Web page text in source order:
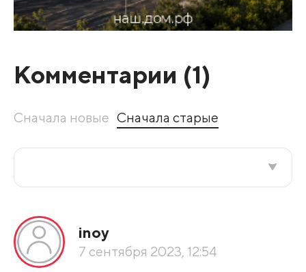
Комментарии (1)
Сначала новые Сначала старые
По рейтингу
inoy
7 сентября 2023, 12:54